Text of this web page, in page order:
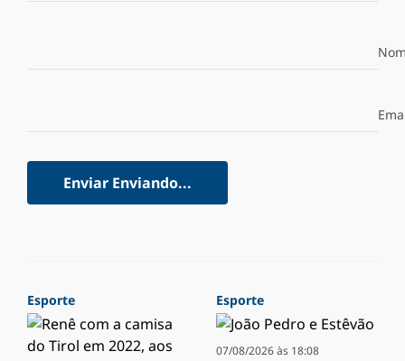
Enviar Enviando...
Esporte Esporte
07/08/2026 às 18:08